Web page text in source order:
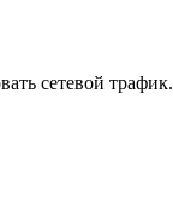
сетевой трафик.